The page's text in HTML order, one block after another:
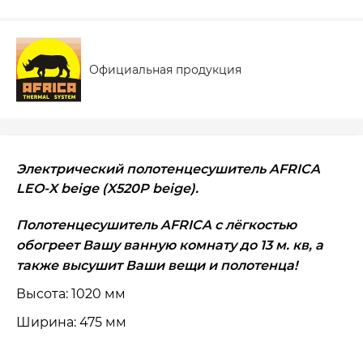
Официальная продукция
Электрический полотенцесушитель AFRICA
LEO-X beige (X520P beige).
Полотенцесушитель AFRICA с лёгкостью
обогреет Вашу ванную комнату до 13 м. кв, а
также высушит Ваши вещи и полотенца!
Высота: 1020 мм
Ширина: 475 мм